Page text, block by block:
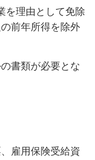
を理由として免除
前年所得を除外
書類が必要とな
雇用保険受給資